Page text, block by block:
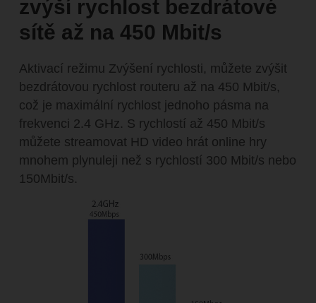
zvýší rychlost bezdrátové
sítě až na 450 Mbit/s
Aktivací režimu Zvýšení rychlosti, můžete zvýšit
bezdrátovou rychlost routeru až na 450 Mbit/s,
což je maximální rychlost jednoho pásma na
frekvenci 2.4 GHz. S rychlostí až 450 Mbit/s
můžete streamovat HD video hrát online hry
mnohem plynuleji než s rychlostí 300 Mbit/s nebo
150Mbit/s.